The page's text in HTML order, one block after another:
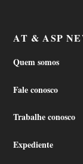
AT & ASP
Quem somos
Fale conosco
Trabalhe conosco
Expediente